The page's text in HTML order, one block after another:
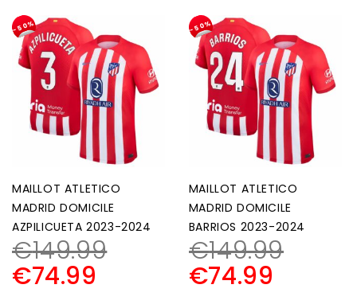
-50%
MAILLOT ATLETICO
MADRID DOMICILE
AZPILICUETA 2023-2024
€149.99
€74.99
-50%
MAILLOT ATLETICO
MADRID DOMICILE
BARRIOS 2023-2024
€149.99
€74.99